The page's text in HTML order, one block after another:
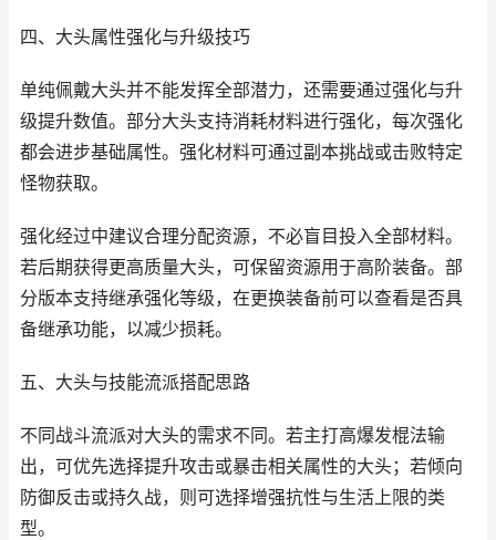
四、大头属性强化与升级技巧
单纯佩戴大头并不能发挥全部潜力，还需要通过强化与升
级提升数值。部分大头支持消耗材料进行强化，每次强化
都会进步基础属性。强化材料可通过副本挑战或击败特定
怪物获取。
强化经过中建议合理分配资源，不必盲目投入全部材料。
若后期获得更高质量大头，可保留资源用于高阶装备。部
分版本支持继承强化等级，在更换装备前可以查看是否具
备继承功能，以减少损耗。
五、大头与技能流派搭配思路
不同战斗流派对大头的需求不同。若主打高爆发棍法输
出，可优先选择提升攻击或暴击相关属性的大头；若倾向
防御反击或持久战，则可选择增强抗性与生活上限的类
型。